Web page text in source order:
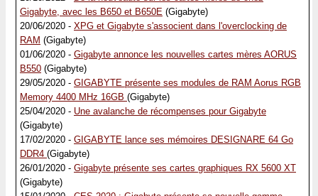
Gigabyte, avec les B650 et B650E (Gigabyte)
20/06/2020 - XPG et Gigabyte s'associent dans l'overclocking de
RAM (Gigabyte)
01/06/2020 - Gigabyte annonce les nouvelles cartes mères AORUS
B550 (Gigabyte)
29/05/2020 - GIGABYTE présente ses modules de RAM Aorus RGB
Memory 4400 MHz 16GB (Gigabyte)
25/04/2020 - Une avalanche de récompenses pour Gigabyte
(Gigabyte)
17/02/2020 - GIGABYTE lance ses mémoires DESIGNARE 64 Go
DDR4 (Gigabyte)
26/01/2020 - Gigabyte présente ses cartes graphiques RX 5600 XT
(Gigabyte)